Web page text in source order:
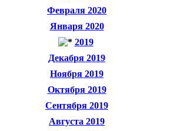
Февраля 2020
Января 2020
2019
Декабря 2019
Ноября 2019
Октября 2019
Сентября 2019
Августа 2019